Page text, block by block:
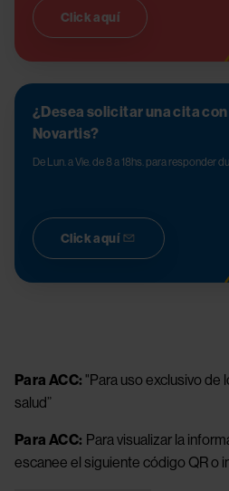
Click aquí
¿Desea solicitar una cita
Novartis?
De Lun. a Vie. de 8 a 18hs. para responder
Click aquí
Para ACC: "Para uso exclusivo de
salud”
Para ACC: Para visualizar la
escanee el siguiente código QR o